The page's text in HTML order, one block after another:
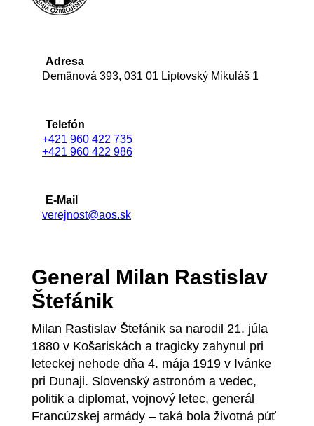
Adresa
Demänová 393, 031 01 Liptovský Mikuláš 1
Telefón
+421 960 422 735
+421 960 422 986
E-Mail
verejnost@aos.sk
General Milan Rastislav
Štefánik
Milan Rastislav Štefánik sa narodil 21. júla
1880 v Košariskách a tragicky zahynul pri
leteckej nehode dňa 4. mája 1919 v Ivánke
pri Dunaji. Slovenský astronóm a vedec,
politik a diplomat, vojnový letec, generál
Francúzskej armády – taká bola životná púť